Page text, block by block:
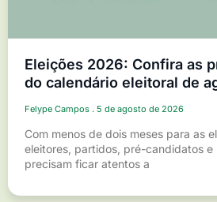
Eleições 2026: Confira as
do calendário eleitoral de
Felype Campos 5 de agosto de 2026
Com menos de dois meses para as
eleitores, partidos, pré-candidatos
precisam ficar atentos a